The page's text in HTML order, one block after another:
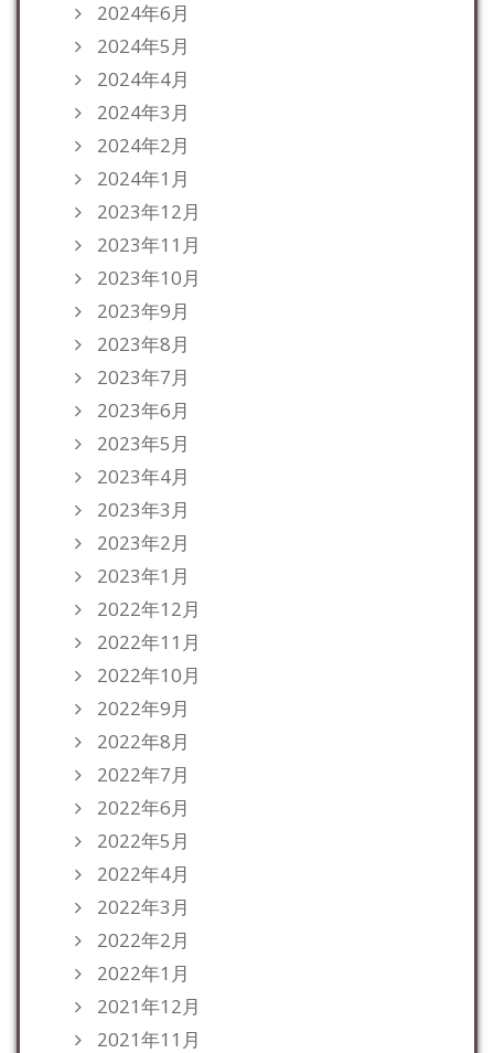
2024年6月
2024年5月
2024年4月
2024年3月
2024年2月
2024年1月
2023年12月
2023年11月
2023年10月
2023年9月
2023年8月
2023年7月
2023年6月
2023年5月
2023年4月
2023年3月
2023年2月
2023年1月
2022年12月
2022年11月
2022年10月
2022年9月
2022年8月
2022年7月
2022年6月
2022年5月
2022年4月
2022年3月
2022年2月
2022年1月
2021年12月
2021年11月